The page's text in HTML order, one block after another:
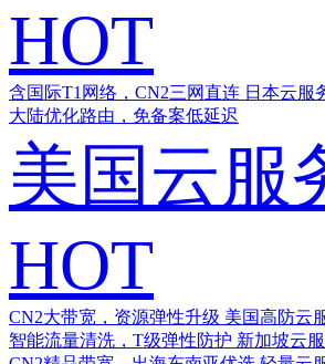
HOT
含国际T1网络，CN2三网直连 日本云服
大陆优化路由，免备案低延迟
美国云服
HOT
CN2大带宽，资源弹性升级 美国高防云
智能流量清洗，T级弹性防护 新加坡云